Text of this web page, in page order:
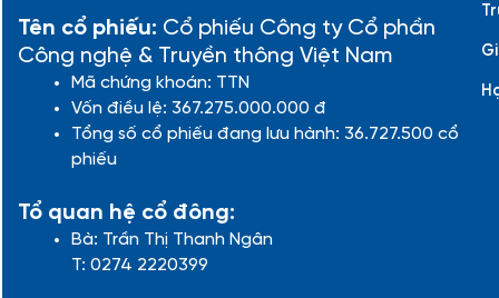
Tên cổ phiếu: Cổ phiếu Công ty Cổ phần
Công nghệ & Truyền thông Việt Nam
Mã chứng khoán: TTN
Vốn điều lệ: 367.275.000.000 đ
Tổng số cổ phiếu đang lưu hành: 36.727.500 cổ
phiếu
Tổ quan hệ cổ đông:
Bà: Trần Thị Thanh Ngân
T: 0274 2220399